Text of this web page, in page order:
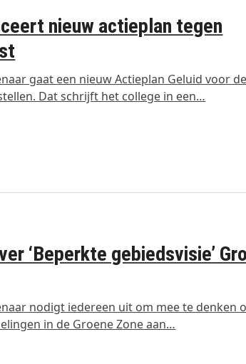
nieuw actieplan tegen
gaat een nieuw Actieplan Geluid voor
Dat schrijft het college in een…
‘Beperkte gebiedsvisie’
nodigt iedereen uit om mee te denken
in de Groene Zone aan…